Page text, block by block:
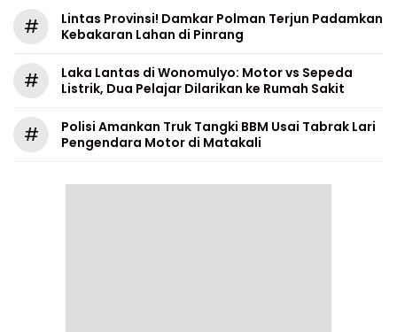
#
Lintas Provinsi! Damkar Polman Terjun Padamkan
Kebakaran Lahan di Pinrang
#
Laka Lantas di Wonomulyo: Motor vs Sepeda
Listrik, Dua Pelajar Dilarikan ke Rumah Sakit
#
Polisi Amankan Truk Tangki BBM Usai Tabrak Lari
Pengendara Motor di Matakali